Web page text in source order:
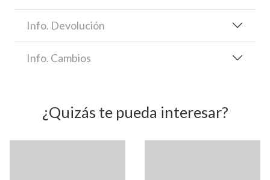
Info. Devolución
Info. Cambios
¿Quizás te pueda interesar?